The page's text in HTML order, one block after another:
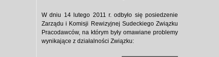
W dniu 14 lutego 2011 r. odbyło się posiedzenie
Zarządu i Komisji Rewizyjnej Sudeckiego Związku
Pracodawców, na którym były omawiane problemy
wynikające z działalności Związku: